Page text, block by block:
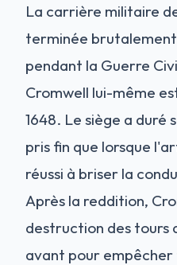
La carrière militaire
terminée brutalement
pendant la Guerre
Cromwell lui-même
1648. Le siège a duré
pris fin que lorsque
réussi à briser la
Après la reddition,
destruction des tours
avant pour